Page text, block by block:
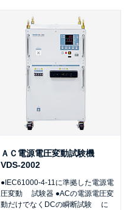
ＡＣ電源電圧変動試験機
VDS-2002
●IEC61000-4-11に準拠した電源電
圧変動 試験器 ●ACの電源電圧変
動だけでなくDCの瞬断試験 に